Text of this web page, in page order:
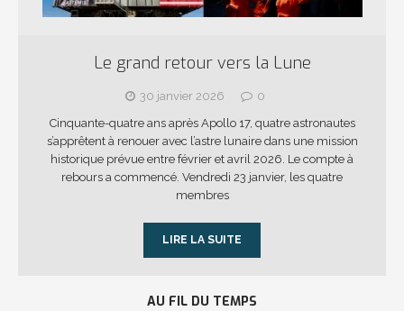
Le grand retour vers la Lune
30 janvier 2026
0
Cinquante-quatre ans après Apollo 17, quatre astronautes
s’apprêtent à renouer avec l’astre lunaire dans une mission
historique prévue entre février et avril 2026. Le compte à
rebours a commencé. Vendredi 23 janvier, les quatre
membres
LIRE LA SUITE
AU FIL DU TEMPS